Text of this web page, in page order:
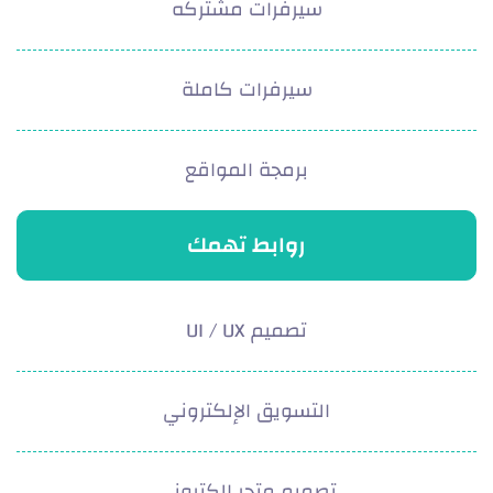
سيرفرات مشتركه
سيرفرات كاملة
برمجة المواقع
روابط تهمك
تصميم UI / UX
التسويق الإلكتروني